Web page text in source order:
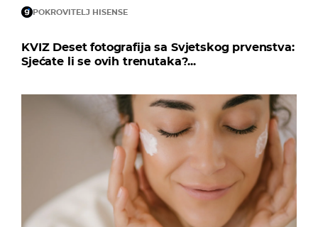
POKROVITELJ HISENSE
KVIZ Deset fotografija sa Svjetskog prvenstva:
Sjećate li se ovih trenutaka?...